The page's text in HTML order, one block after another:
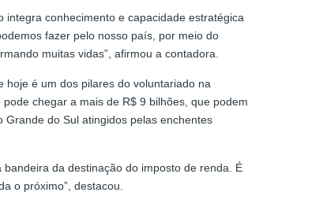
integra conhecimento e capacidade estratégica
fazer pelo nosso país, por meio do
muitas vidas”, afirmou a contadora.
hoje é um dos pilares do voluntariado na
chegar a mais de R$ 9 bilhões, que podem
do Sul atingidos pelas enchentes
da destinação do imposto de renda. É
o próximo”, destacou.